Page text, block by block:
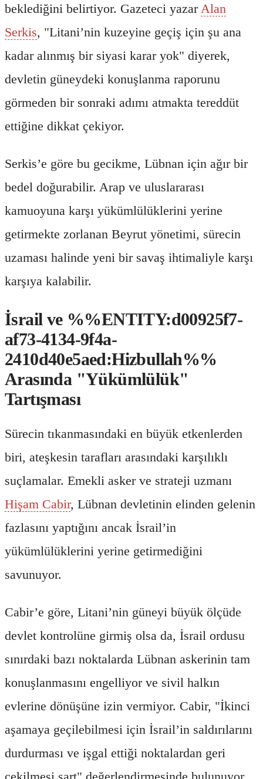
beklediğini belirtiyor. Gazeteci yazar Alan
Serkis, "Litani’nin kuzeyine geçiş için şu ana
kadar alınmış bir siyasi karar yok" diyerek,
devletin güneydeki konuşlanma raporunu
görmeden bir sonraki adımı atmakta tereddüt
ettiğine dikkat çekiyor.
Serkis’e göre bu gecikme, Lübnan için ağır bir
bedel doğurabilir. Arap ve uluslararası
kamuoyuna karşı yükümlülüklerini yerine
getirmekte zorlanan Beyrut yönetimi, sürecin
uzaması halinde yeni bir savaş ihtimaliyle karşı
karşıya kalabilir.
İsrail ve %%ENTITY:d00925f7-
af73-4134-9f4a-
2410d40e5aed:Hizbullah%%
Arasında "Yükümlülük"
Tartışması
Sürecin tıkanmasındaki en büyük etkenlerden
biri, ateşkesin tarafları arasındaki karşılıklı
suçlamalar. Emekli asker ve strateji uzmanı
Hişam Cabir, Lübnan devletinin elinden gelenin
fazlasını yaptığını ancak İsrail’in
yükümlülüklerini yerine getirmediğini
savunuyor.
Cabir’e göre, Litani’nin güneyi büyük ölçüde
devlet kontrolüne girmiş olsa da, İsrail ordusu
sınırdaki bazı noktalarda Lübnan askerinin tam
konuşlanmasını engelliyor ve sivil halkın
evlerine dönüşüne izin vermiyor. Cabir, "İkinci
aşamaya geçilebilmesi için İsrail’in saldırılarını
durdurması ve işgal ettiği noktalardan geri